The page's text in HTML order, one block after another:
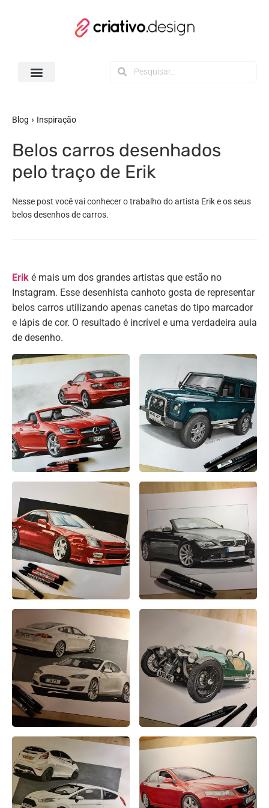
Blog › Inspiração
Belos carros desenhados
pelo traço de Erik
Nesse post você vai conhecer o trabalho do artista Erik e os seus
belos desenhos de carros.
Erik é mais um dos grandes artistas que estão no
Instagram. Esse desenhista canhoto gosta de representar
belos carros utilizando apenas canetas do tipo marcador
e lápis de cor. O resultado é incrível e uma verdadeira aula
de desenho.